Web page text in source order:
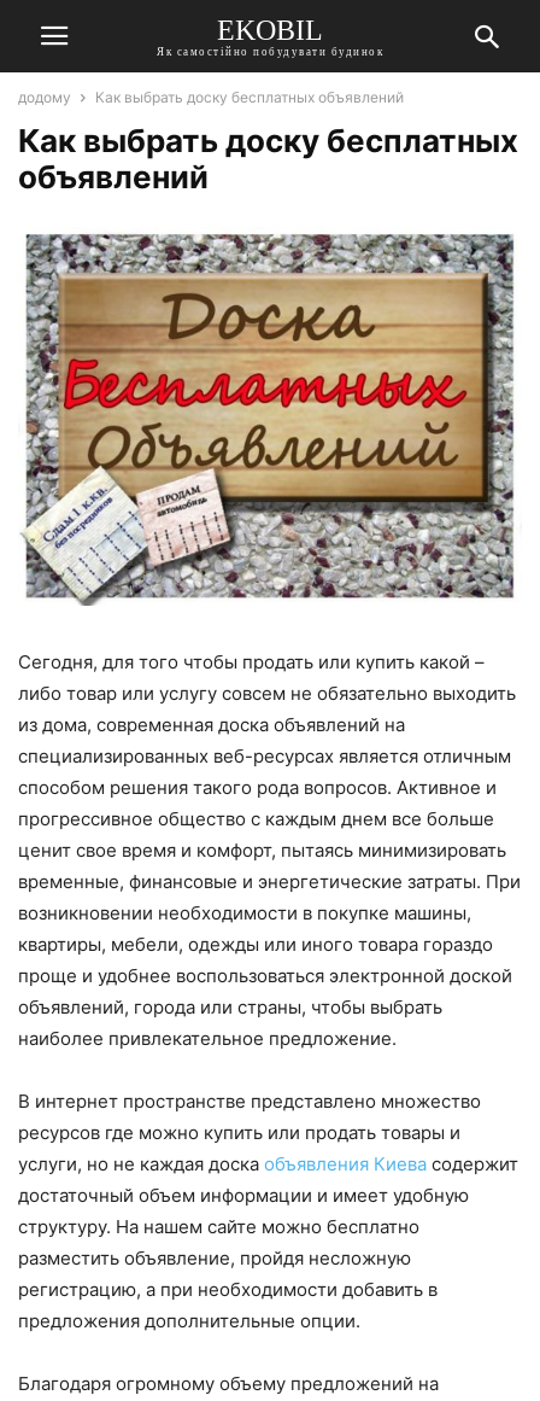
EKOBIL
Як самостійно побудувати будинок
додому Как выбрать доску бесплатных объявлений
Как выбрать доску бесплатных
объявлений
Сегодня, для того чтобы продать или купить какой –
либо товар или услугу совсем не обязательно выходить
из дома, современная доска объявлений на
специализированных веб-ресурсах является отличным
способом решения такого рода вопросов. Активное и
прогрессивное общество с каждым днем все больше
ценит свое время и комфорт, пытаясь минимизировать
временные, финансовые и энергетические затраты. При
возникновении необходимости в покупке машины,
квартиры, мебели, одежды или иного товара гораздо
проще и удобнее воспользоваться электронной доской
объявлений, города или страны, чтобы выбрать
наиболее привлекательное предложение.
В интернет пространстве представлено множество
ресурсов где можно купить или продать товары и
услуги, но не каждая доска объявления Киева содержит
достаточный объем информации и имеет удобную
структуру. На нашем сайте можно бесплатно
разместить объявление, пройдя несложную
регистрацию, а при необходимости добавить в
предложения дополнительные опции.
Благодаря огромному объему предложений на